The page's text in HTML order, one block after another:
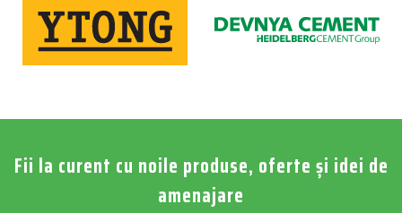
Fii la curent cu noile produse, oferte și idei de
amenajare